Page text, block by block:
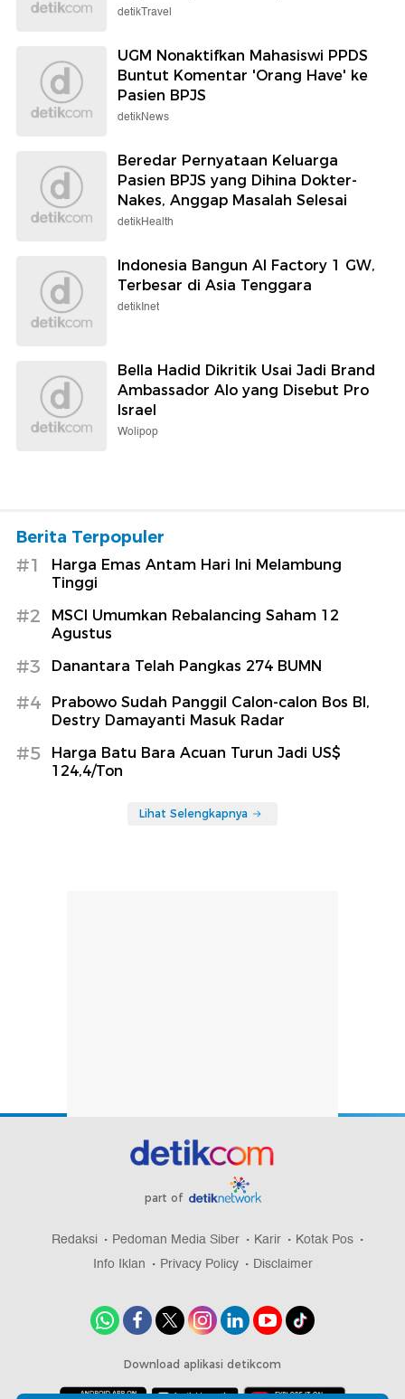
detikTravel
UGM Nonaktifkan Mahasiswi PPDS
Buntut Komentar 'Orang Have' ke
Pasien BPJS
detikNews
Beredar Pernyataan Keluarga
Pasien BPJS yang Dihina Dokter-
Nakes, Anggap Masalah Selesai
detikHealth
Indonesia Bangun AI Factory 1 GW,
Terbesar di Asia Tenggara
detikInet
Bella Hadid Dikritik Usai Jadi Brand
Ambassador Alo yang Disebut Pro
Israel
Wolipop
Berita Terpopuler
#1
Harga Emas Antam Hari Ini Melambung
Tinggi
#2
MSCI Umumkan Rebalancing Saham 12
Agustus
#3 Danantara Telah Pangkas 274 BUMN
#4
Prabowo Sudah Panggil Calon-calon Bos BI,
Destry Damayanti Masuk Radar
#5
Harga Batu Bara Acuan Turun Jadi US$
124,4/Ton
Lihat Selengkapnya
part of
Redaksi Pedoman Media Siber Karir
Kotak Pos
Info Iklan
Privacy Policy Disclaimer
Download aplikasi detikcom